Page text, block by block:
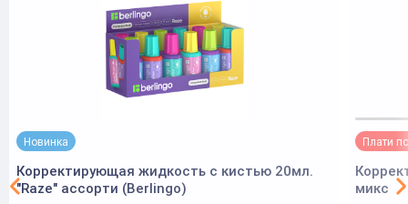
Новинка
Корректирующая жидкость с кистью 20мл.
"Raze" ассорти (Berlingo)
Плати
микс